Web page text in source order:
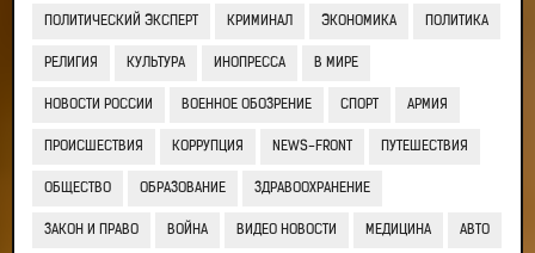
ПОЛИТИЧЕСКИЙ ЭКСПЕРТ КРИМИНАЛ ЭКОНОМИКА ПОЛИТИКА
РЕЛИГИЯ КУЛЬТУРА ИНОПРЕССА В МИРЕ
НОВОСТИ РОССИИ ВОЕННОЕ ОБОЗРЕНИЕ СПОРТ АРМИЯ
ПРОИСШЕСТВИЯ КОРРУПЦИЯ NEWS-FRONT ПУТЕШЕСТВИЯ
ОБЩЕСТВО ОБРАЗОВАНИЕ ЗДРАВООХРАНЕНИЕ
ЗАКОН И ПРАВО ВОЙНА ВИДЕО НОВОСТИ МЕДИЦИНА АВТО